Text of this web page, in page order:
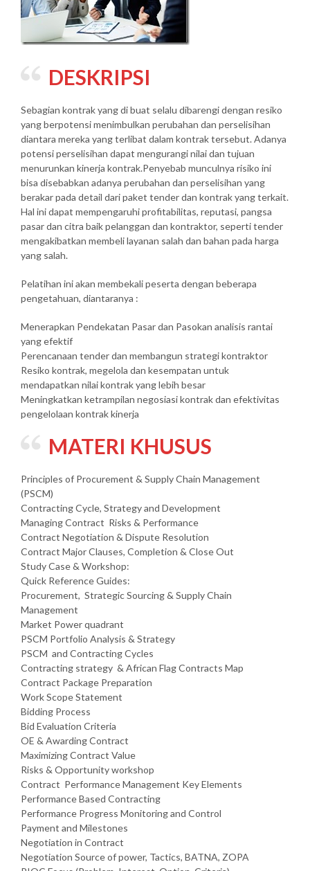
DESKRIPSI
Sebagian kontrak yang di buat selalu dibarengi dengan resiko
yang berpotensi menimbulkan perubahan dan perselisihan
diantara mereka yang terlibat dalam kontrak tersebut. Adanya
potensi perselisihan dapat mengurangi nilai dan tujuan
menurunkan kinerja kontrak.Penyebab munculnya risiko ini
bisa disebabkan adanya perubahan dan perselisihan yang
berakar pada detail dari paket tender dan kontrak yang terkait.
Hal ini dapat mempengaruhi profitabilitas, reputasi, pangsa
pasar dan citra baik pelanggan dan kontraktor, seperti tender
mengakibatkan membeli layanan salah dan bahan pada harga
yang salah.
Pelatihan ini akan membekali peserta dengan beberapa
pengetahuan, diantaranya :
Menerapkan Pendekatan Pasar dan Pasokan analisis rantai
yang efektif
Perencanaan tender dan membangun strategi kontraktor
Resiko kontrak, megelola dan kesempatan untuk
mendapatkan nilai kontrak yang lebih besar
Meningkatkan ketrampilan negosiasi kontrak dan efektivitas
pengelolaan kontrak kinerja
MATERI KHUSUS
Principles of Procurement & Supply Chain Management
(PSCM)
Contracting Cycle, Strategy and Development
Managing Contract Risks & Performance
Contract Negotiation & Dispute Resolution
Contract Major Clauses, Completion & Close Out
Study Case & Workshop:
Quick Reference Guides:
Procurement, Strategic Sourcing & Supply Chain
Management
Market Power quadrant
PSCM Portfolio Analysis & Strategy
PSCM and Contracting Cycles
Contracting strategy & African Flag Contracts Map
Contract Package Preparation
Work Scope Statement
Bidding Process
Bid Evaluation Criteria
OE & Awarding Contract
Maximizing Contract Value
Risks & Opportunity workshop
Contract Performance Management Key Elements
Performance Based Contracting
Performance Progress Monitoring and Control
Payment and Milestones
Negotiation in Contract
Negotiation Source of power, Tactics, BATNA, ZOPA